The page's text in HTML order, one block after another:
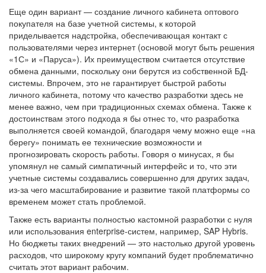
Еще один вариант — создание личного кабинета оптового
покупателя на базе учетной системы, к которой
приделывается надстройка, обеспечивающая контакт с
пользователями через интернет (основой могут быть решения
«1С» и «Паруса»). Их преимуществом считается отсутствие
обмена данными, поскольку они берутся из собственной БД-
системы. Впрочем, это не гарантирует быстрой работы
личного кабинета, потому что качество разработки здесь не
менее важно, чем при традиционных схемах обмена. Также к
достоинствам этого подхода я бы отнес то, что разработка
выполняется своей командой, благодаря чему можно еще «на
берегу» понимать ее технические возможности и
прогнозировать скорость работы. Говоря о минусах, я бы
упомянул не самый симпатичный интерфейс и то, что эти
учетные системы создавались совершенно для других задач,
из-за чего масштабирование и развитие такой платформы со
временем может стать проблемой.
Также есть варианты полностью кастомной разработки с нуля
или использования enterprise-систем, например, SAP Hybris.
Но бюджеты таких внедрений — это настолько другой уровень
расходов, что широкому кругу компаний будет проблематично
считать этот вариант рабочим.